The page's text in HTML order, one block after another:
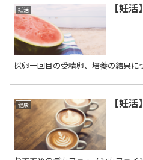
妊活 【妊
採卵一回目の受精卵、培養の結果に
健康 【妊